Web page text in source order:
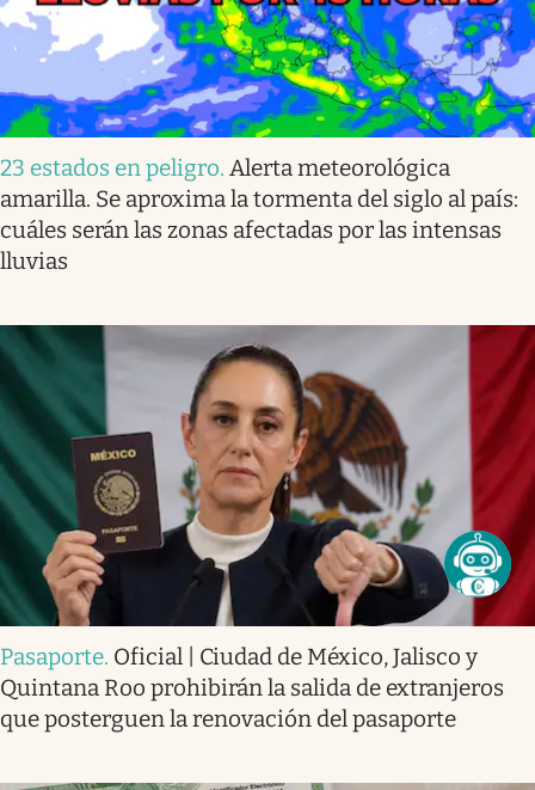
23 estados en peligro. Alerta meteorológica
amarilla. Se aproxima la tormenta del siglo al país:
cuáles serán las zonas afectadas por las intensas
lluvias
Pasaporte. Oficial | Ciudad de México, Jalisco y
Quintana Roo prohibirán la salida de extranjeros
que posterguen la renovación del pasaporte